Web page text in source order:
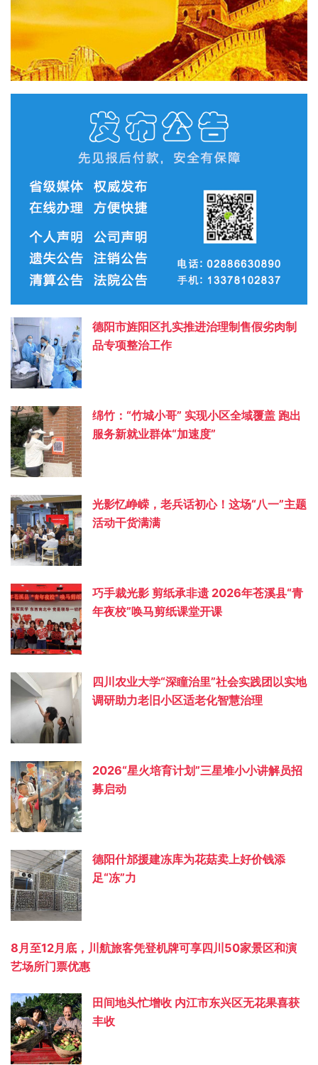
德阳市旌阳区扎实推进治理制售假劣肉制
品专项整治工作
绵竹：“竹城小哥” 实现小区全域覆盖 跑出
服务新就业群体“加速度”
光影忆峥嵘，老兵话初心！这场“八一”主题
活动干货满满
巧手裁光影 剪纸承非遗 2026年苍溪县“青
年夜校”唤马剪纸课堂开课
四川农业大学“深瞳治里”社会实践团以实地
调研助力老旧小区适老化智慧治理
2026“星火培育计划”三星堆小小讲解员招
募启动
德阳什邡援建冻库为花菇卖上好价钱添
足“冻”力
8月至12月底，川航旅客凭登机牌可享四川50家景区和演
艺场所门票优惠
田间地头忙增收 内江市东兴区无花果喜获
丰收